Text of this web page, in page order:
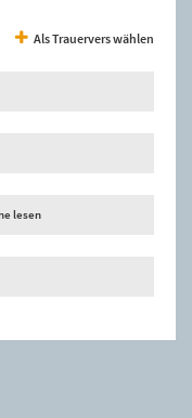
Als Trauervers wählen
lesen